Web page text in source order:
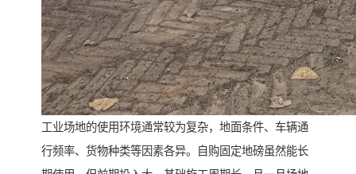
工业场地的使用环境通常较为复杂，地面条件、车辆通
行频率、货物种类等因素各异。自购固定地磅虽然能长